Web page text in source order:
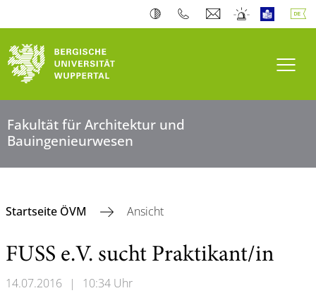
Fakultät für Architektur und
Bauingenieurwesen
Startseite ÖVM Ansicht
FUSS e.V. sucht Praktikant/in
14.07.2016 |
10:34 Uhr